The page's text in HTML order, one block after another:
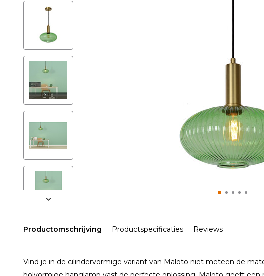
Productomschrijving Productspecificaties Reviews
Vind je in de cilindervormige variant van Maloto niet meteen de